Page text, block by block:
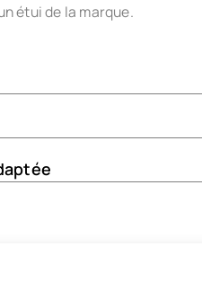
étui de la marque.